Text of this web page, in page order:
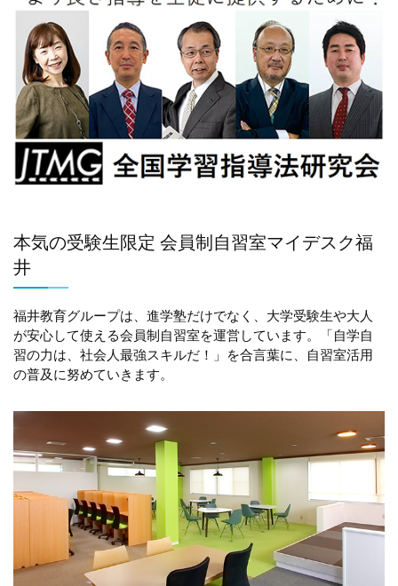
本気の受験生限定 会員制自習室マイデスク福
井
福井教育グループは、進学塾だけでなく、大学受験生や大人
が安心して使える会員制自習室を運営しています。「自学自
習の力は、社会人最強スキルだ！」を合言葉に、自習室活用
の普及に努めていきます。